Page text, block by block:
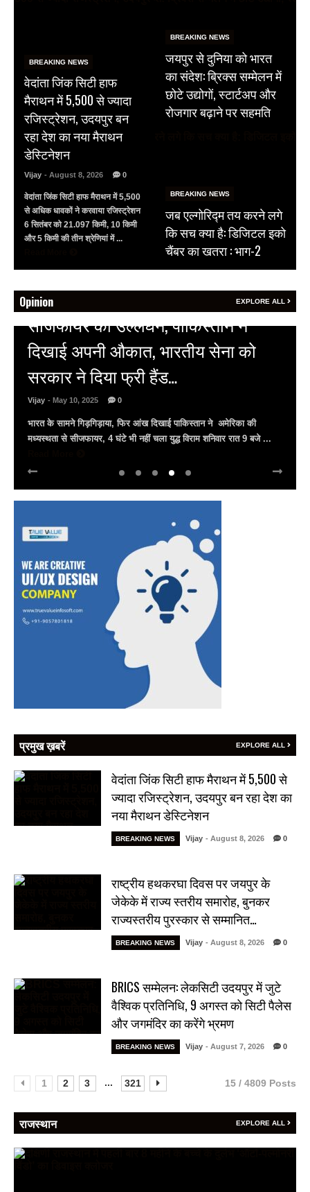
BREAKING NEWS
वेदांता जिंक सिटी हाफ
मैराथन में 5,500 से ज्यादा
रजिस्ट्रेशन, उदयपुर बन
रहा देश का नया मैराथन
डेस्टिनेशन
Vijay - August 8, 2026 0
वेदांता जिंक सिटी हाफ मैराथन में 5,500
से अधिक धावकों ने करवाया रजिस्ट्रेशन
6 सितंबर को 21.097 किमी, 10 किमी
और 5 किमी की तीन श्रेणियां में ...
BREAKING NEWS
जयपुर से दुनिया को भारत
का संदेश: ब्रिक्स सम्मेलन में
छोटे उद्योगों, स्टार्टअप और
रोजगार बढ़ाने पर सहमति
BREAKING NEWS
जब एल्गोरिद्म तय करने लगे
कि सच क्या है: डिजिटल इको
चैंबर का खतरा : भाग-2
Opinion EXPLORE ALL
अल्बर्ट हॉल पर राजस्थान दिवस समारोह,
राजस्थानी लोक कलाकारों ने बांधा समां…
Vijay - March 30, 2025
अल्बर्ट हॉल पर राज्यस्तरीय सांस्कृतिक संध्या का भव्य आयोजन, उमड़ा जन
सैलाब राज्यपाल हरिभाऊ किसनराव बागडे़, मुख्यमंत्री भजनलाल शर्मा और उप
प्रमुख ख़बरें EXPLORE ALL
वेदांता जिंक सिटी हाफ मैराथन में 5,500 से
ज्यादा रजिस्ट्रेशन, उदयपुर बन रहा देश का
नया मैराथन डेस्टिनेशन
BREAKING NEWS Vijay - August 8, 2026 0
राष्ट्रीय हथकरघा दिवस पर जयपुर के
जेकेके में राज्य स्तरीय समारोह, बुनकर
राज्यस्तरीय पुरस्कार से सम्मानित…
BREAKING NEWS Vijay - August 8, 2026 0
BRICS सम्मेलन: लेकसिटी उदयपुर में जुटे
वैश्विक प्रतिनिधि, 9 अगस्त को सिटी पैलेस
और जगमंदिर का करेंगे भ्रमण
BREAKING NEWS Vijay - August 7, 2026 0
1 2 3 ... 321 15 / 4809 Posts
राजस्थान EXPLORE ALL